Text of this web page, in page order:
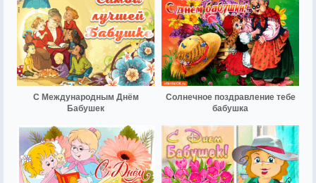
С Международным Днём
Бабушек
Солнечное поздравление тебе
бабушка